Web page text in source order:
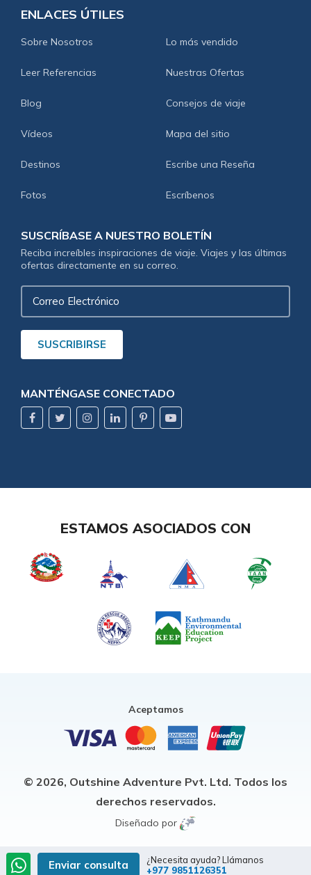
ENLACES ÚTILES
Sobre Nosotros Lo más vendido
Leer Referencias Nuestras Ofertas
Blog Consejos de viaje
Vídeos Mapa del sitio
Destinos Escribe una Reseña
Fotos Escríbenos
SUSCRÍBASE A NUESTRO BOLETÍN
Reciba increíbles inspiraciones de viaje. Viajes y las últimas
ofertas directamente en su correo.
Correo
Electrónico
SUSCRIBIRSE
MANTÉNGASE CONECTADO
ESTAMOS ASOCIADOS CON
Aceptamos
© 2026, Outshine Adventure Pvt. Ltd. Todos los
derechos reservados.
Diseñado por
Enviar consulta
¿Necesita ayuda? Llámanos
+977 9851126351